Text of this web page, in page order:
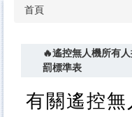
首頁
🔥遙控無人機所有
罰標準表
有關遙控無